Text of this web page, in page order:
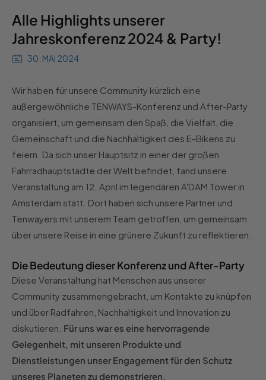
Alle Highlights unserer
Jahreskonferenz 2024 & Party!
30. MAI 2024
Wir haben für unsere Community kürzlich eine
außergewöhnliche TENWAYS-Konferenz und After-Party
organisiert, um gemeinsam den Spaß, die Vielfalt, die
Gemeinschaft und die Nachhaltigkeit des E-Bikens zu
feiern. Da sich unser Hauptsitz in einer der großen
Fahrradhauptstädte der Welt befindet, fand unsere
Veranstaltung am 12. April im legendären A'DAM Tower in
Amsterdam statt. Dort haben sich unsere Partner und
Tenwayers mit unserem Team getroffen, um gemeinsam
über unsere Reise in eine grünere Zukunft zu reflektieren.
Die Bedeutung dieser Konferenz und After-Party
Diese Veranstaltung hat Menschen aus unserer
Community zusammengebracht, um Kontakte zu knüpfen
und über Radfahren, Nachhaltigkeit und Innovation zu
diskutieren. Für uns war es eine hervorragende
Gelegenheit, mit unseren Produkte und
Dienstleistungen unser Engagement für den Schutz
unseres Planeten zu demonstrieren.